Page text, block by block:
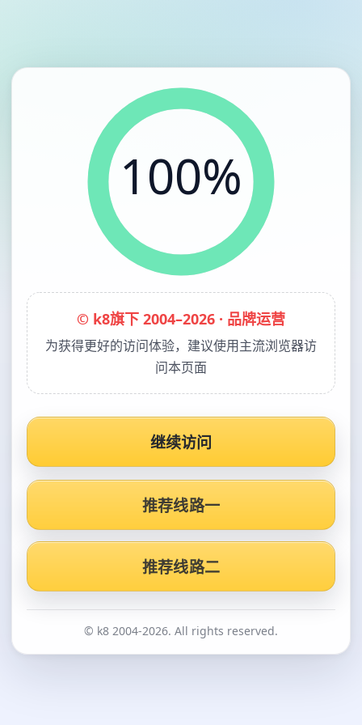
100%
© k8旗下 2004–2026 · 品牌运营
为获得更好的访问体验，建议使用主流浏览器访
问本页面
继续访问
推荐线路一
推荐线路二
© k8 2004-2026. All rights reserved.